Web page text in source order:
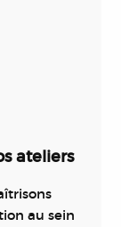
ateliers
au sein